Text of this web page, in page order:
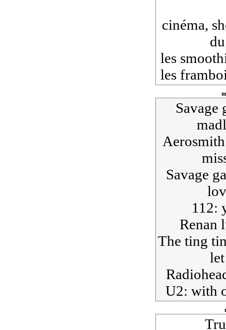
cinéma,
les
les
Savage
Savage
112:
Renan
The ting
U2: with